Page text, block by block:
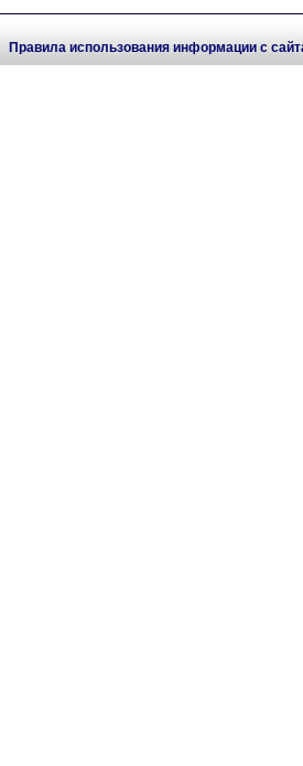
Правила использования информации с